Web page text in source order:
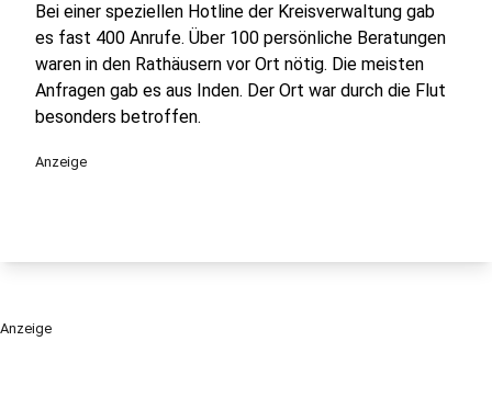
Bei einer speziellen Hotline der Kreisverwaltung gab
es fast 400 Anrufe. Über 100 persönliche Beratungen
waren in den Rathäusern vor Ort nötig. Die meisten
Anfragen gab es aus Inden. Der Ort war durch die Flut
besonders betroffen.
Anzeige
Anzeige